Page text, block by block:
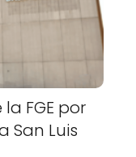
FGE por
San Luis